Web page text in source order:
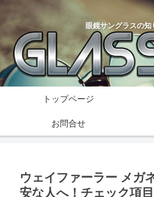
眼鏡サングラスの知
トップページ
お問合せ
ウェイファーラー メガ
安な人へ！チェック項